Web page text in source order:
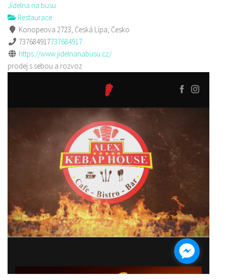
Jídelna na busu
Restaurace
Konopeova 2723, Česká Lípa, Česko
737684917737684917
https://www.jidelnanabusu.cz/
prodej s sebou a rozvoz